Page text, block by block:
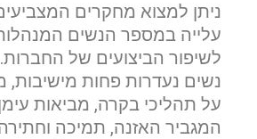
ניתן למצוא מחקרים
עלייה במספר הנשים
לשיפור הביצועים של
נשים נעדרות פחות מישיבות,
על תהליכי בקרה, מביאות עימן
המגביר האזנה, תמיכה